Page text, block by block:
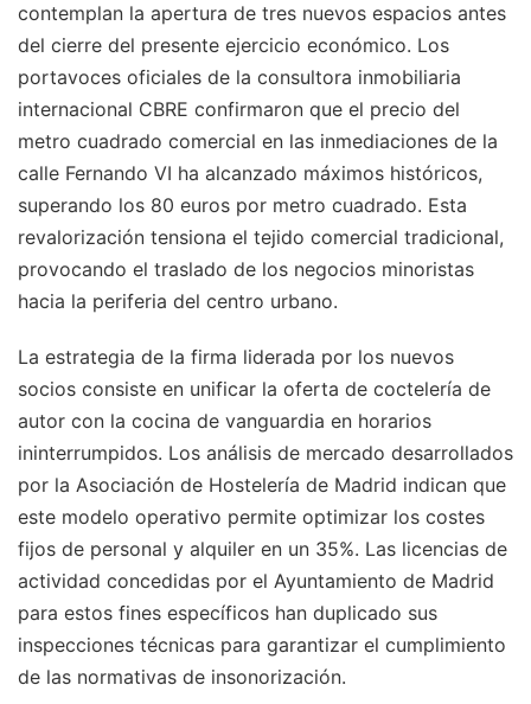
contemplan la apertura de tres nuevos espacios antes
del cierre del presente ejercicio económico. Los
portavoces oficiales de la consultora inmobiliaria
internacional CBRE confirmaron que el precio del
metro cuadrado comercial en las inmediaciones de la
calle Fernando VI ha alcanzado máximos históricos,
superando los 80 euros por metro cuadrado. Esta
revalorización tensiona el tejido comercial tradicional,
provocando el traslado de los negocios minoristas
hacia la periferia del centro urbano.
La estrategia de la firma liderada por los nuevos
socios consiste en unificar la oferta de coctelería de
autor con la cocina de vanguardia en horarios
ininterrumpidos. Los análisis de mercado desarrollados
por la Asociación de Hostelería de Madrid indican que
este modelo operativo permite optimizar los costes
fijos de personal y alquiler en un 35%. Las licencias de
actividad concedidas por el Ayuntamiento de Madrid
para estos fines específicos han duplicado sus
inspecciones técnicas para garantizar el cumplimiento
de las normativas de insonorización.